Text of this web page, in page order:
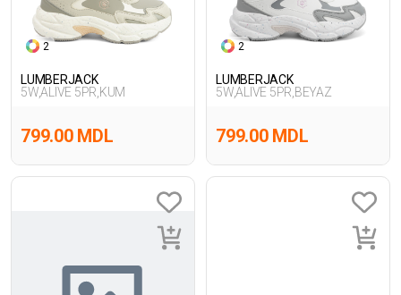
2
LUMBERJACK
5W,ALIVE 5PR,KUM
799.00 MDL
2
LUMBERJACK
5W,ALIVE 5PR,BEYAZ
799.00 MDL